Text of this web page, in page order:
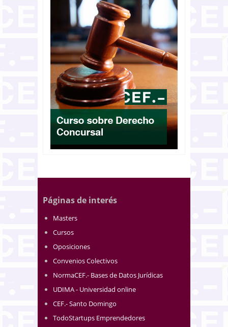
Páginas de interés
Masters
Cursos
Oposiciones
Convenios Colectivos
NormaCEF.- Bases de Datos Jurídicas
UDIMA - Universidad online
CEF.- Santo Domingo
TodoStartups Emprendedores